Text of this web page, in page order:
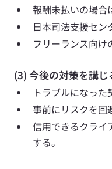
報酬未払いの場合
日本司法支援セン
フリーランス向け
(3) 今後の対策を講じ
トラブルになった
事前にリスクを回
信用できるクライ
する。